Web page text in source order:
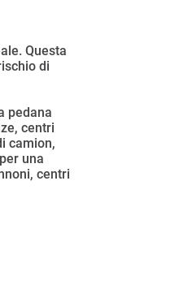
Questa
di
pedana
centri
camion,
una
centri